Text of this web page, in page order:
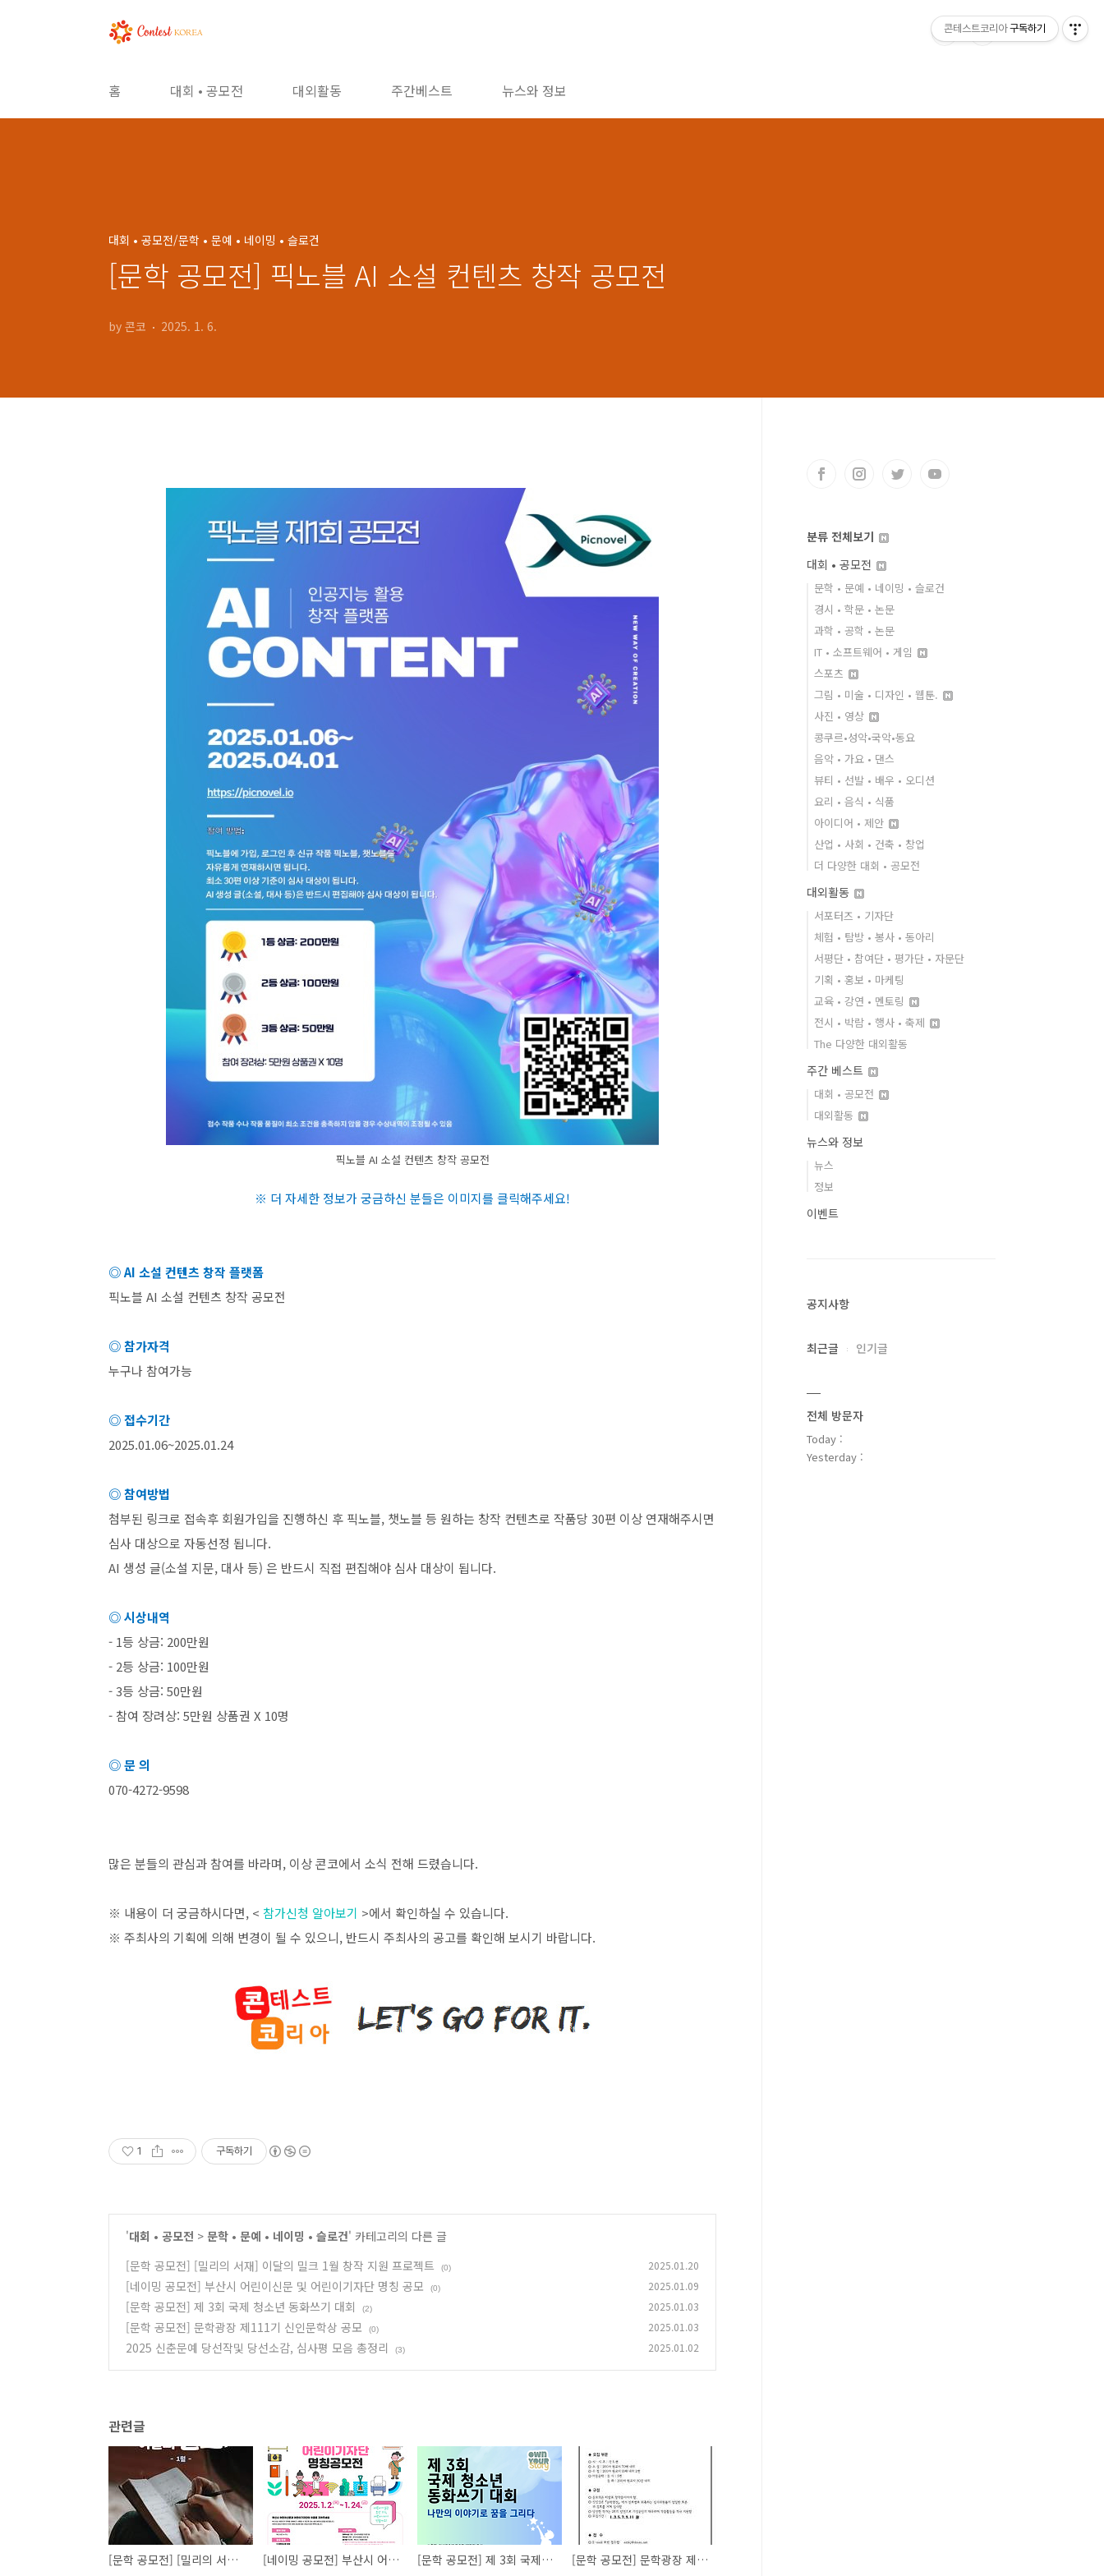
홈 대회 • 공모전 대외활동 주간베스트 뉴스와 정보
대회 • 공모전/문학 • 문예 • 네이밍 • 슬로건
[문학 공모전] 픽노블 AI 소설 컨텐츠 창작 공모전
by 콘코 2025. 1. 6.
픽노블 AI 소설 컨텐츠 창작 공모전
※ 더 자세한 정보가 궁금하신 분들은 이미지를 클릭해주세요!
◎AI 소설 컨텐츠 창작 플랫폼
픽노블 AI 소설 컨텐츠 창작 공모전
◎ 참가자격
누구나 참여가능
◎ 접수기간
2025.01.06~2025.01.24
◎ 참여방법
첨부된 링크로 접속후 회원가입을 진행하신 후 픽노블, 챗노블 등 원하는 창작 컨텐츠로 작품당 30편 이상 연재해주시면
심사 대상으로 자동선정 됩니다.
AI 생성 글(소설 지문, 대사 등) 은 반드시 직접 편집해야 심사 대상이 됩니다.
◎ 시상내역
- 1등 상금: 200만원
- 2등 상금: 100만원
- 3등 상금: 50만원
- 참여 장려상: 5만원 상품권 X 10명
◎ 문 의
070-4272-9598
많은 분들의 관심과 참여를 바라며, 이상 콘코에서 소식 전해 드렸습니다.
※ 내용이 더 궁금하시다면, < 참가신청 알아보기 >에서 확인하실 수 있습니다.
※ 주최사의 기획에 의해 변경이 될 수 있으니, 반드시 주최사의 공고를 확인해 보시기 바랍니다.
1 구독하기
'대회 • 공모전 > 문학 • 문예 • 네이밍 • 슬로건' 카테고리의 다른 글
[문학 공모전] [밀리의 서재] 이달의 밀크 1월 창작 지원 프로젝트
(0) 2025.01.20
[네이밍 공모전] 부산시 어린이신문 및 어린이기자단 명칭 공모 (0) 2025.01.09
[문학 공모전] 제 3회 국제 청소년 동화쓰기 대회 (2) 2025.01.03
[문학 공모전] 문학광장 제111기 신인문학상 공모 (0) 2025.01.03
2025 신춘문예 당선작및 당선소감, 심사평 모음 총정리 (3) 2025.01.02
관련글
[문학 공모전] [밀리의 서재] 이달의 밀크 1월 창작 지원 프로젝트 [네이밍 공모전] 부산시 어린이신문 및 어린이기자단 명칭 공모 [문학 공모전] 제 3회 국제 청소년 동화쓰기 대회 [문학 공모전] 문학광장 제111기 신인문학상 공모
분류 전체보기
대회 • 공모전
문학 • 문예 • 네이밍 • 슬로건
경시 • 학문 • 논문
과학 • 공학 • 논문
IT • 소프트웨어 • 게임
스포츠
그림 • 미술 • 디자인 • 웹툰.
사진 • 영상
콩쿠르•성악•국악•동요
음악 • 가요 • 댄스
뷰티 • 선발 • 배우 • 오디션
요리 • 음식 • 식품
아이디어 • 제안
산업 • 사회 • 건축 • 창업
더 다양한 대회 • 공모전
대외활동
서포터즈 • 기자단
체험 • 탐방 • 봉사 • 동아리
서평단 • 참여단 • 평가단 • 자문단
기획 • 홍보 • 마케팅
교육 • 강연 • 멘토링
전시 • 박람 • 행사 • 축제
The 다양한 대외활동
주간 베스트
대회 • 공모전
대외활동
뉴스와 정보
뉴스
정보
이벤트
공지사항
최근글 인기글
전체 방문자
Today :
Yesterday :
콘테스트코리아 구독하기